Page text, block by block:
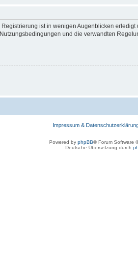
ist in wenigen Augenblicken
und die verwandten
Impressum &
Powered by phpBB® Forum Software
Deutsche Übersetzung durch